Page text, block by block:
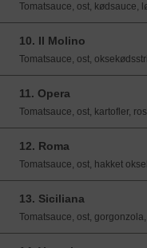
Tomatsauce, ost, kødsauce,
10. Il Molino
Tomatsauce, ost,
11. Opera
Tomatsauce, ost, kartofler,
12. Roma
Tomatsauce, ost, hakket
13. Siciliana
Tomatsauce, ost,